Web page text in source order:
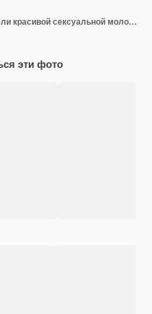
Фасонируйте портрет модели красивой сексуальной молодой взрослой белокурой женщины нося черное эротичное женское бельё лежа на кровати на заходе солнца
эти фото